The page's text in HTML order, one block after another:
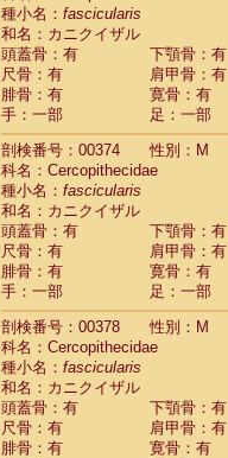
種小名： fascicularis
和名：カニクイザル
頭蓋骨：有
下顎骨：有
尺骨：有
肩甲骨：有
腓骨：有
寛骨：有
手：一部
足：一部
剖検番号：00374
性別：M
科名：Cercopithecidae
種小名： fascicularis
和名：カニクイザル
頭蓋骨：有
下顎骨：有
尺骨：有
肩甲骨：有
腓骨：有
寛骨：有
手：一部
足：一部
剖検番号：00378
性別：M
科名：Cercopithecidae
種小名： fascicularis
和名：カニクイザル
頭蓋骨：有
下顎骨：有
尺骨：有
肩甲骨：有
腓骨：有
寛骨：有